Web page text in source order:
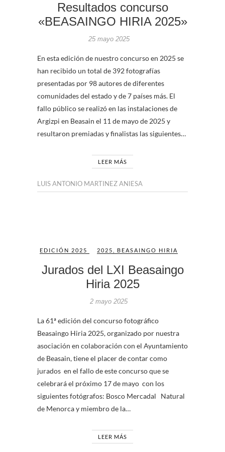
Resultados concurso
«BEASAINGO HIRIA 2025»
25 mayo 2025
En esta edición de nuestro concurso en 2025 se
han recibido un total de 392 fotografías
presentadas por 98 autores de diferentes
comunidades del estado y de 7 países más. El
fallo público se realizó en las instalaciones de
Argizpi en Beasain el 11 de mayo de 2025 y
resultaron premiadas y finalistas las siguientes…
LEER MÁS
LUIS ANTONIO MARTINEZ ANIESA
EDICIÓN 2025 2025 BEASAINGO HIRIA
Jurados del LXI Beasaingo
Hiria 2025
2 mayo 2025
La 61ª edición del concurso fotográfico
Beasaingo Hiria 2025, organizado por nuestra
asociación en colaboración con el Ayuntamiento
de Beasain, tiene el placer de contar como
jurados en el fallo de este concurso que se
celebrará el próximo 17 de mayo con los
siguientes fotógrafos: Bosco Mercadal Natural
de Menorca y miembro de la…
LEER MÁS